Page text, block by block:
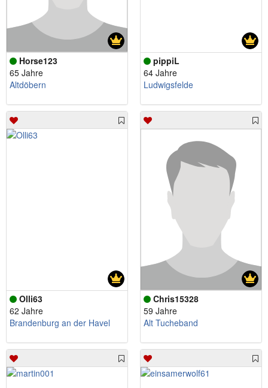
Horse123
65 Jahre
Altdöbern
pippiL
64 Jahre
Ludwigsfelde
Olli63
62 Jahre
Brandenburg an der Havel
Chris15328
59 Jahre
Alt Tucheband